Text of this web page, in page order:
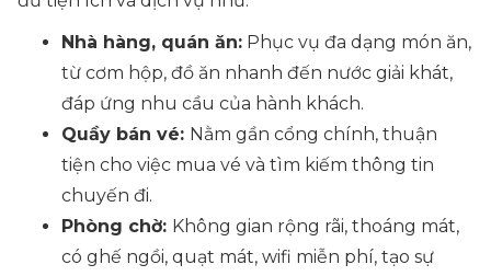
Nhà hàng, quán ăn: Phục vụ đa dạng món ăn,
từ cơm hộp, đồ ăn nhanh đến nước giải khát,
đáp ứng nhu cầu của hành khách.
Quầy bán vé: Nằm gần cổng chính, thuận
tiện cho việc mua vé và tìm kiếm thông tin
chuyến đi.
Phòng chờ: Không gian rộng rãi, thoáng mát,
có ghế ngồi, quạt mát, wifi miễn phí, tạo sự